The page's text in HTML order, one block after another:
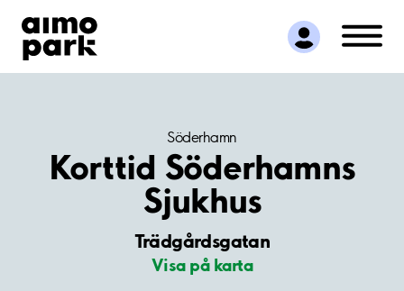
Hitta parkering
Samarbete
Kundservice
Söderhamn
Korttid Söderhamns
Sjukhus
Trädgårdsgatan
Visa på karta